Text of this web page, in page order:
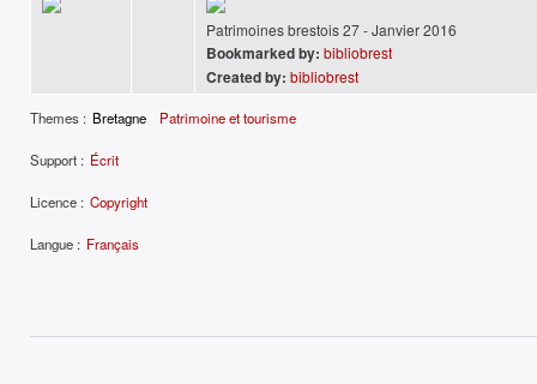
Patrimoines brestois 27 - Janvier 2016
Bookmarked by: bibliobrest
Created by: bibliobrest
Themes : Bretagne Patrimoine et tourisme
Support : Écrit
Licence : Copyright
Langue : Français